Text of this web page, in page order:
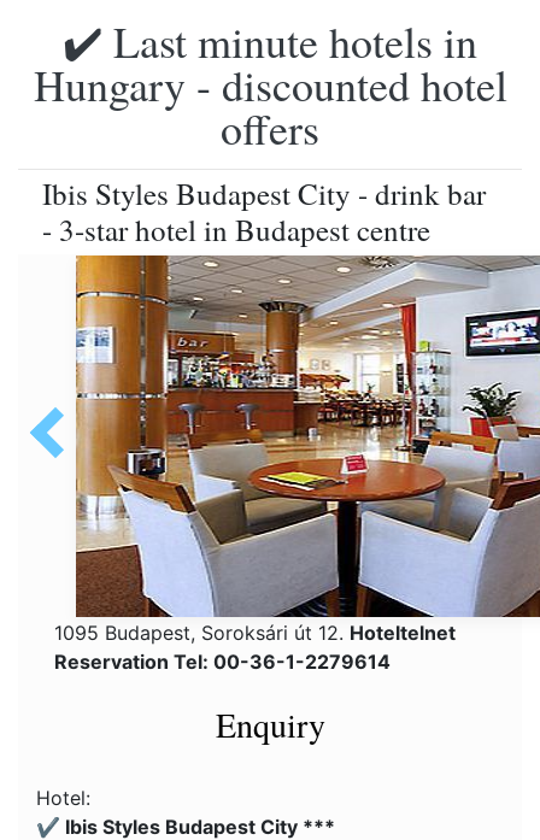
✔️ Last minute hotels in
Hungary - discounted hotel
offers
Ibis Styles Budapest City - drink bar
- 3-star hotel in Budapest centre
1095 Budapest, Soroksári út 12. Hoteltelnet
Reservation Tel: 00-36-1-2279614
Enquiry
Hotel:
✔️ Ibis Styles Budapest City ***